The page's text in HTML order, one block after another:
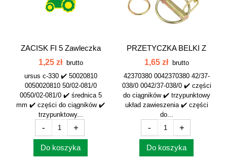
ZACISK FI 5 Zawleczka
Q5 do...
1,25 zł
brutto
ursus c-330 ✔️ 50020810
0050020810 50/02-081/0
0050/02-081/0 ✔️ średnica 5
mm ✔️ części do ciągników ✔️
trzypunktowy...
- +
Do koszyka
PRZETYCZKA BELKI Z
ŁAŃCUSZKIEM...
1,65 zł
brutto
42370380 0042370380 42/37-
038/0 0042/37-038/0 ✔️ części
do ciągników ✔️ trzypunktowy
układ zawieszenia ✔️ części
do...
- +
Do koszyka